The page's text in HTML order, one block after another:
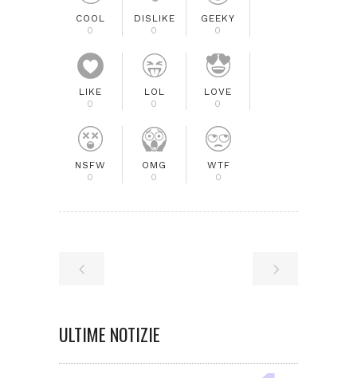
COOL
0
DISLIKE
0
GEEKY
0
LIKE
0
LOL
0
LOVE
0
NSFW
0
OMG
0
WTF
0
ULTIME NOTIZIE